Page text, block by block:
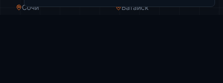
Сочи
Батайск